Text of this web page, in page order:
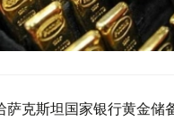
克斯坦国家银行黄金储